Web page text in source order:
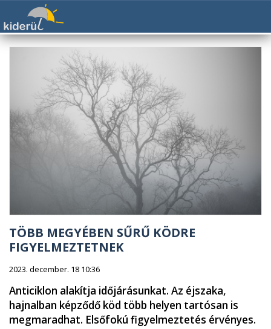
TÖBB MEGYÉBEN SŰRŰ KÖDRE
FIGYELMEZTETNEK
2023. december. 18 10:36
Anticiklon alakítja időjárásunkat. Az éjszaka,
hajnalban képződő köd több helyen tartósan is
megmaradhat. Elsőfokú figyelmeztetés érvényes.